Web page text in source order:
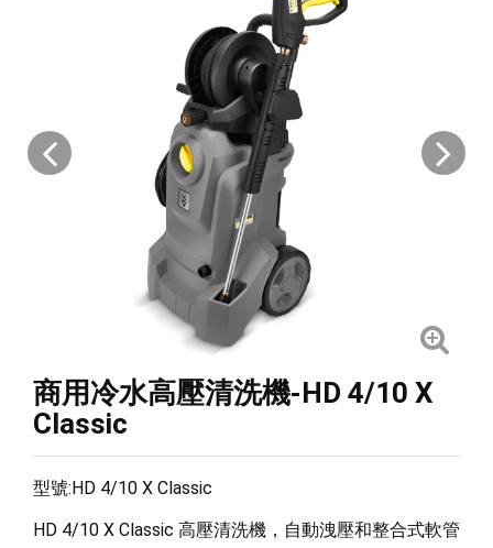
商用冷水高壓清洗機-HD 4/10 X
Classic
型號:HD 4/10 X Classic
HD 4/10 X Classic 高壓清洗機，自動洩壓和整合式軟管